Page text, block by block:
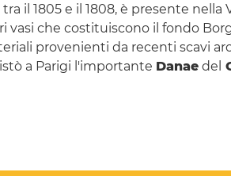
tra il 1805 e il 1808, è presente nella
vasi che costituiscono il fondo
provenienti da recenti scavi
a Parigi l'importante Danaedel